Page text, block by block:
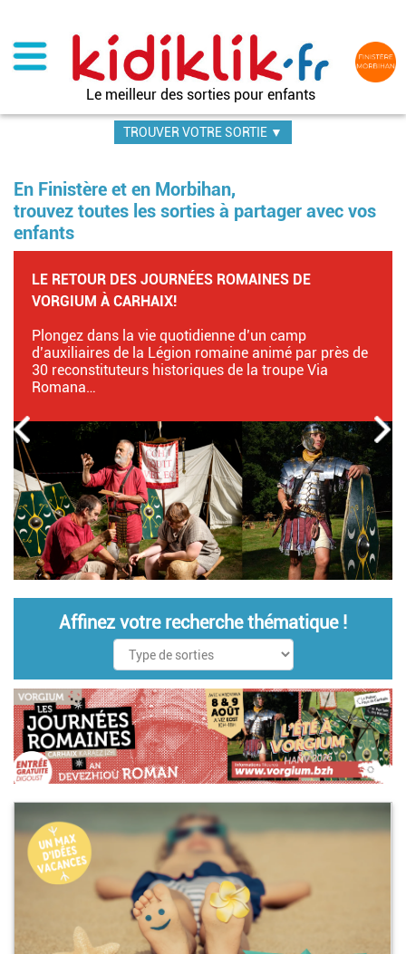
contenu
principal
Le meilleur des sorties pour enfants
TROUVER VOTRE SORTIE ▼
En Finistère et en Morbihan,
trouvez toutes les sorties à partager avec vos
enfants
LE RETOUR DES JOURNÉES ROMAINES DE
VORGIUM À CARHAIX!
Plongez dans la vie quotidienne d’un camp
d’auxiliaires de la Légion romaine animé par près de
30 reconstituteurs historiques de la troupe Via
Romana…
Affinez votre recherche thématique !